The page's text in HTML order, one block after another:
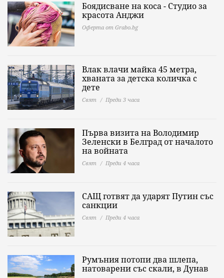
Боядисване на коса - Студио за
красота Анджи
Оферта от Grabo.bg
Влак влачи майка 45 метра,
хваната за детска количка с
дете
Свят Преди 3 часа
Първа визита на Володимир
Зеленски в Белград от началото
на войната
Свят Преди 4 часа
САЩ готвят да ударят Путин със
санкции
Свят Преди 4 часа
Румъния потопи два шлепа,
натоварени със скали, в Дунав